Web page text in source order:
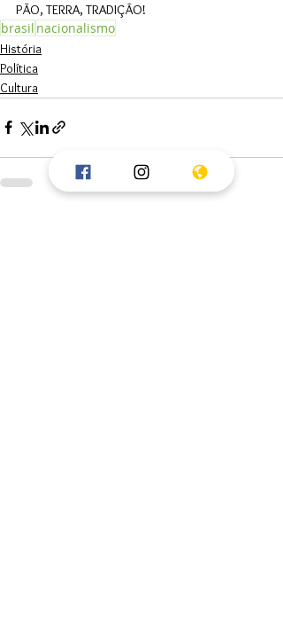
PÃO, TERRA, TRADIÇÃO!
brasil nacionalismo
História
Política
Cultura